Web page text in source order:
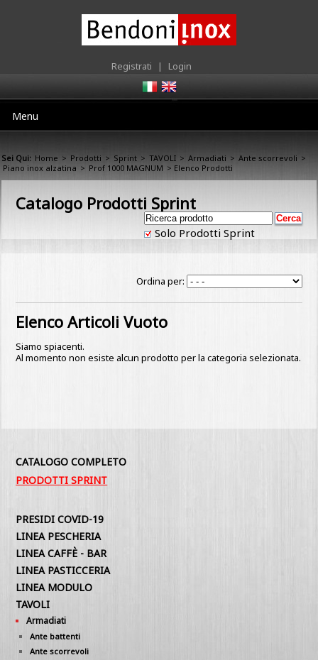
Registrati | Login
Menu
Sei Qui: Home > Prodotti > Sprint > TAVOLI > Armadiati > Ante scorrevoli >
Piano inox alzatina > Prof 1000 MAGNUM > Elenco Prodotti
Catalogo Prodotti Sprint
Solo Prodotti Sprint
Ordina per:
Elenco Articoli Vuoto
Siamo spiacenti.
Al momento non esiste alcun prodotto per la categoria selezionata.
CATALOGO COMPLETO
PRODOTTI SPRINT
PRESIDI COVID-19
LINEA PESCHERIA
LINEA CAFFÈ - BAR
LINEA PASTICCERIA
LINEA MODULO
TAVOLI
Armadiati
Ante battenti
Ante scorrevoli